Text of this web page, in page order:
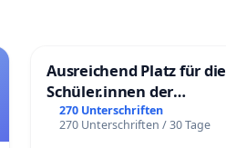
Ausreichend Platz für die
Schüler.innen der
Schönbergschule
270 Unterschriften
270 Unterschriften / 30 Tage